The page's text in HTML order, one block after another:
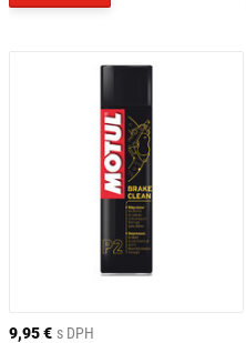
9,95 € s DPH